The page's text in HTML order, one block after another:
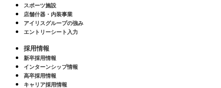
スポーツ施設
店舗什器・内装事業
アイリスグループの強み
エントリーシート入力
採用情報
新卒採用情報
インターンシップ情報
高卒採用情報
キャリア採用情報